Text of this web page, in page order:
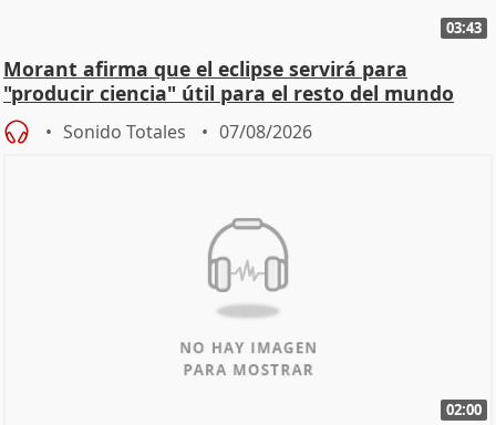
03:43
Morant afirma que el eclipse servirá para
"producir ciencia" útil para el resto del mundo
Sonido Totales 07/08/2026
02:00